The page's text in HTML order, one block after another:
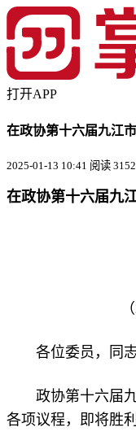
打开APP
在政协第十六届九江
2025-01-13 10:41 阅读
在政协第十六届九
各位委员，同志
政协第十六届九
各项议程，即将胜利